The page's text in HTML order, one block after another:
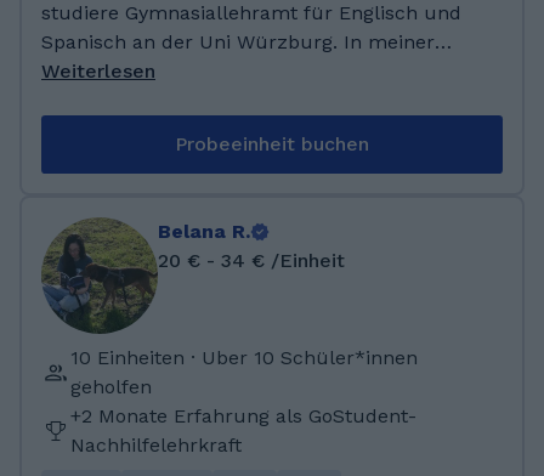
studiere Gymnasiallehramt für Englisch und
Spanisch an der Uni Würzburg. In meiner
Freizeit spiele ich Saxophon in einem
habe ich eine christliche Grundschule
besucht. Anschließend habe ich mein Abitur
am Philipp-Melanchthon-Gymnasium
Schmalkalden im Jahr 2024 absolviert. Meine
Abiturfächer waren Englisch, Geschichte,
Chemie und Biologie. Seit Anfang 2025 gebe
ich Nachhilfe in Spanisch und meine
Nachhilfeschüler konnten bereits gute
Ergebnisse erzielen.
Weiterlesen
Probeeinheit buchen
Belana R.
20 € - 34 € /Einheit
10 Einheiten · Uber 10 Schüler*innen
geholfen
+2 Monate Erfahrung als GoStudent-
Nachhilfelehrkraft